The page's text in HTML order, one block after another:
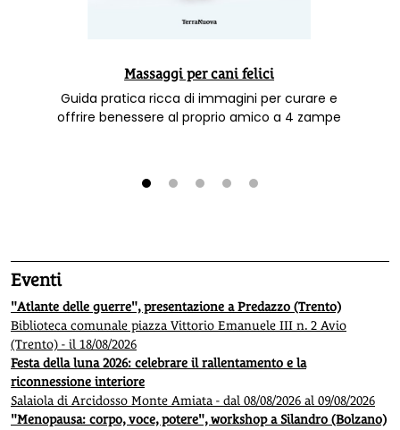
Massaggi per cani felici
Guida pratica ricca di immagini per curare e
offrire benessere al proprio amico a 4 zampe
Eventi
"Atlante delle guerre", presentazione a Predazzo (Trento)
Biblioteca comunale piazza Vittorio Emanuele III n. 2 Avio
(Trento) - il 18/08/2026
Festa della luna 2026: celebrare il rallentamento e la
riconnessione interiore
Salaiola di Arcidosso Monte Amiata - dal 08/08/2026 al 09/08/2026
"Menopausa: corpo, voce, potere", workshop a Silandro (Bolzano)